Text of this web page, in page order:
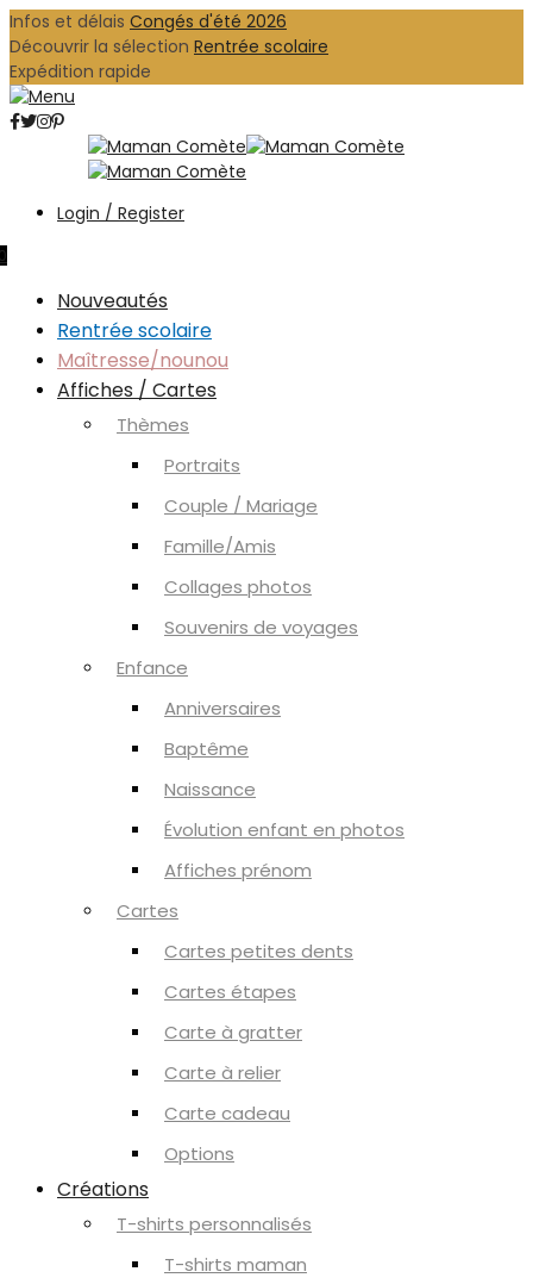
Infos et délais Congés d'été 2026
Découvrir la sélection Rentrée scolaire
Expédition rapide
Login / Register
Nouveautés
Rentrée scolaire
Maîtresse/nounou
Affiches / Cartes
Thèmes
Portraits
Couple / Mariage
Famille/Amis
Collages photos
Souvenirs de voyages
Enfance
Anniversaires
Baptême
Naissance
Évolution enfant en photos
Affiches prénom
Cartes
Cartes petites dents
Cartes étapes
Carte à gratter
Carte à relier
Carte cadeau
Options
Créations
T-shirts personnalisés
T-shirts maman